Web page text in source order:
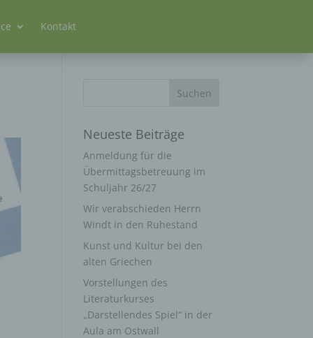
Kontakt
Neueste Beiträge
Anmeldung für die
Übermittagsbetreuung im
Schuljahr 26/27
Wir verabschieden Herrn
Windt in den Ruhestand
Kunst und Kultur bei den
alten Griechen
Vorstellungen des
Literaturkurses
„Darstellendes Spiel“ in der
Aula am Ostwall